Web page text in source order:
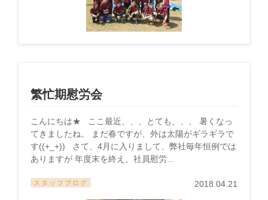
繁忙期慰労会
こんにちは★ ここ最近、、、とても、、、 暑くなっ
てきましたね。 まだ春ですが、外は太陽がギラギラで
す((+_+)) さて、4月に入りまして、弊社毎年恒例では
ありますが 年度末を終え、社員慰労...
スタッフブログ 2018.04.21